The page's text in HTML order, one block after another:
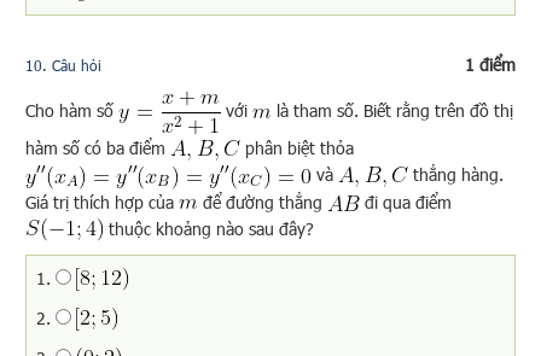
10. Câu hỏi 1 điểm
Cho hàm số với
là tham số. Biết rằng trên đồ thị
hàm số có ba điểm
phân biệt thỏa
và
thẳng hàng.
Giá trị thích hợp của
để đường thẳng
đi qua điểm
thuộc khoảng nào sau đây?
1.
2.